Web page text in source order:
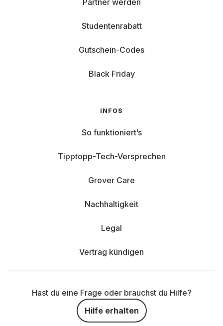
Partner werden
Studentenrabatt
Gutschein-Codes
Black Friday
INFOS
So funktioniert’s
Tipptopp-Tech-Versprechen
Grover Care
Nachhaltigkeit
Legal
Vertrag kündigen
Hast du eine Frage oder brauchst du Hilfe?
Hilfe erhalten